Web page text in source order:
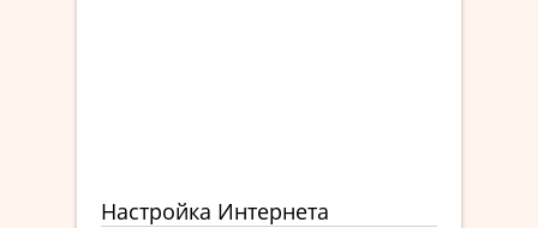
Настройка Интернета